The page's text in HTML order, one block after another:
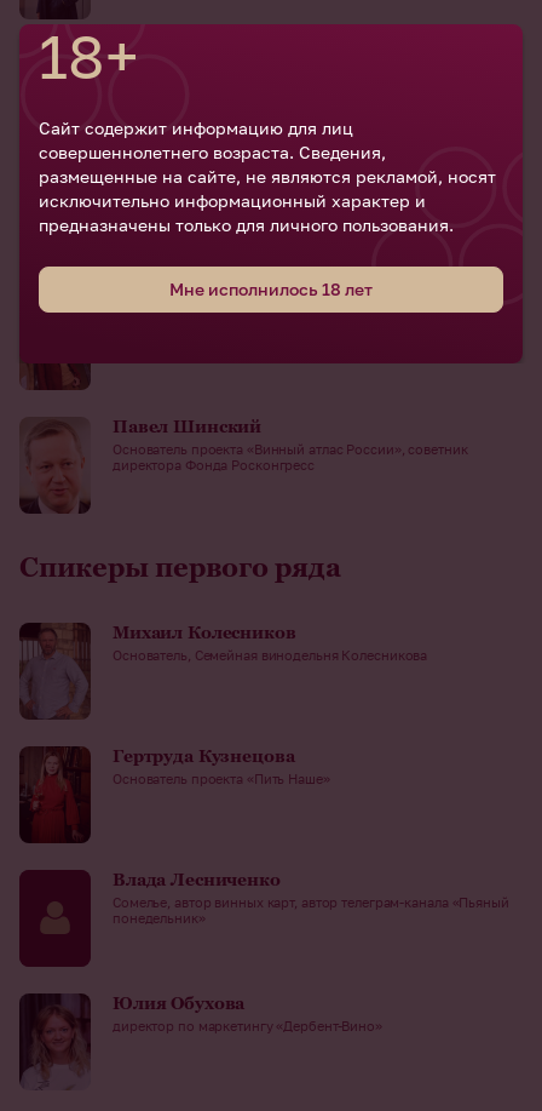
Максим Коваленко
Мария Литовко
Заместитель губернатора Севастополя
Павел Шинский
Основатель проекта «Винный атлас России», советник
директора Фонда Росконгресс
Спикеры первого ряда
Михаил Колесников
Основатель, Семейная винодельня Колесникова
Гертруда Кузнецова
Основатель проекта «Пить Наше»
Влада Лесниченко
Сомелье, автор винных карт, автор телеграм-канала «Пьяный
понедельник»
Юлия Обухова
директор по маркетингу «Дербент-Вино»
18+
Сайт содержит информацию для лиц
совершеннолетнего возраста. Сведения,
размещенные на сайте, не являются рекламой, носят
исключительно информационный характер и
предназначены только для личного пользования.
Мне исполнилось 18 лет